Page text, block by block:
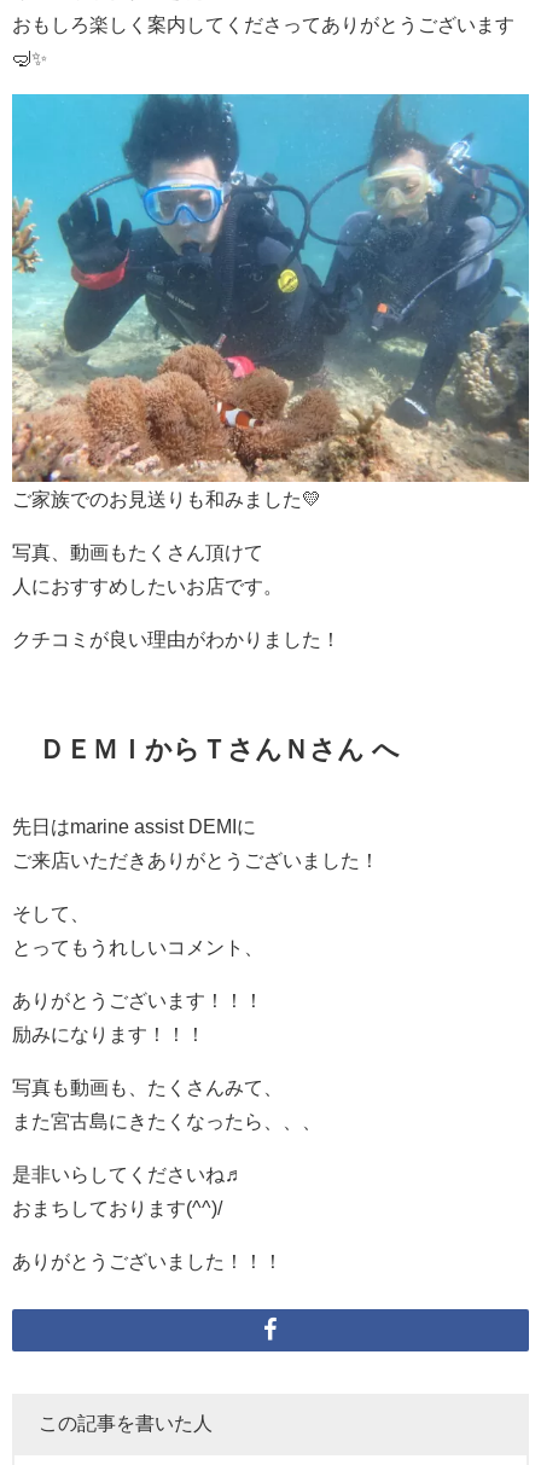
おもしろ楽しく案内してくださってありがとうございます
🤿✨
ご家族でのお見送りも和みました💛
写真、動画もたくさん頂けて
人におすすめしたいお店です。
クチコミが良い理由がわかりました！
ＤＥＭＩからＴさんＮさん へ
先日はmarine assist DEMIに
ご来店いただきありがとうございました！
そして、
とってもうれしいコメント、
ありがとうございます！！！
励みになります！！！
写真も動画も、たくさんみて、
また宮古島にきたくなったら、、、
是非いらしてくださいね♬
おまちしております(^^)/
ありがとうございました！！！
この記事を書いた人